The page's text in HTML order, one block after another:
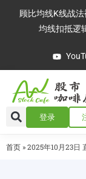
顾比均线K线战法
均线扣抵逻
登录
首页 » 2025年10月23日